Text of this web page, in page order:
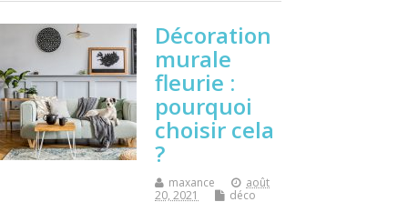
Décoration
murale
fleurie :
pourquoi
choisir cela
?
maxance
août
20, 2021
déco